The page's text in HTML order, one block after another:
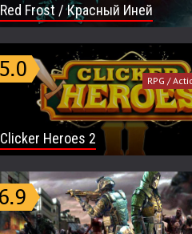
Red Frost / Красный Иней
Clicker Heroes 2
RPG /